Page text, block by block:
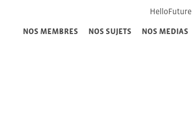
HelloFuture
NOS MEMBRES NOS SUJETS NOS MEDIAS